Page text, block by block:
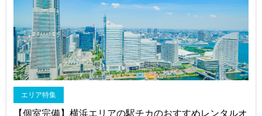
【個室完備】横浜エリアの駅チカのおすすめレンタルオ
エリア特集